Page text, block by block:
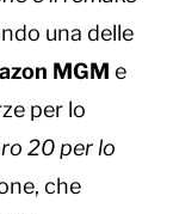
una delle
MGM e
per lo
20 per lo
che